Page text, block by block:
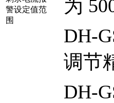
警设定值范
围
为
DH-
调节
DH-